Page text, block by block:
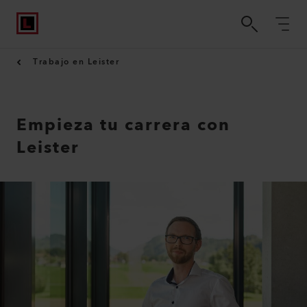
Trabajo en Leister
Empieza tu carrera con
Leister